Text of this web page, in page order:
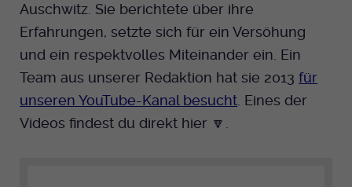
Auschwitz. Sie berichtete über ihre
Erfahrungen, setzte sich für ein Versöhung
und ein respektvolles Miteinander ein. Ein
Team aus unserer Redaktion hat sie 2013 für
unseren YouTube-Kanal besucht . Eines der
Videos findest du direkt hier 🔽.